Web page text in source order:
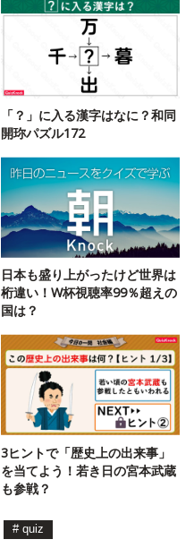
「？」に入る漢字はなに？和同
開珎パズル172
日本も盛り上がったけど世界は
桁違い！W杯視聴率99％超えの
国は？
3ヒントで「歴史上の出来事」
を当てよう！若き日の宮本武蔵
も参戦？
# quiz